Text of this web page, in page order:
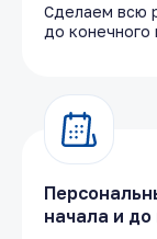
Сделаем всю
до конечного
начала и до